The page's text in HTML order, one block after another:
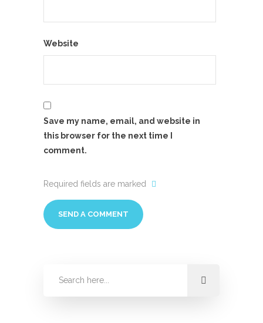
Website
Save my name, email, and website in
this browser for the next time I
comment.
Required fields are marked